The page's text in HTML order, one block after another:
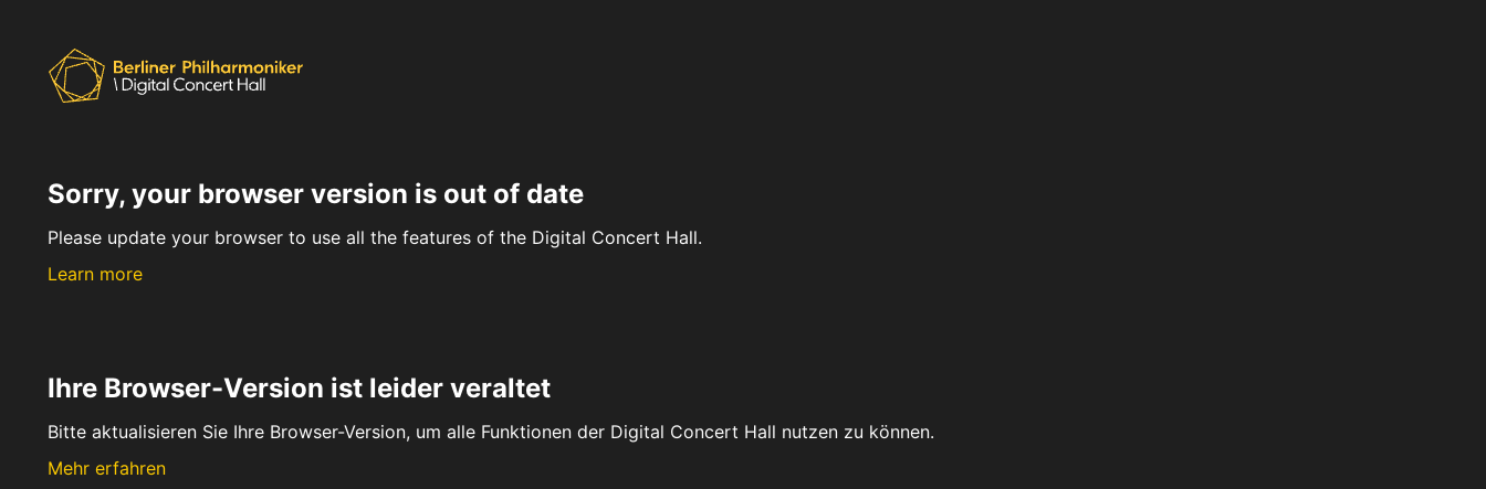
Sorry, your browser version is out of date
Please update your browser to use all the features of the Digital Concert Hall.
Learn more
Ihre Browser-Version ist leider veraltet
Bitte aktualisieren Sie Ihre Browser-Version, um alle Funktionen der Digital Concert Hall nutzen zu können.
Mehr erfahren